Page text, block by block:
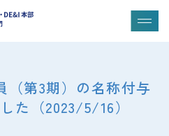
（第3期）の名称付与
た（2023/5/16）